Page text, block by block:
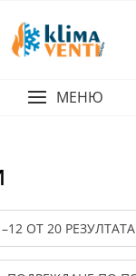
МЕНЮ
ОТ 20 РЕЗУЛТАТА